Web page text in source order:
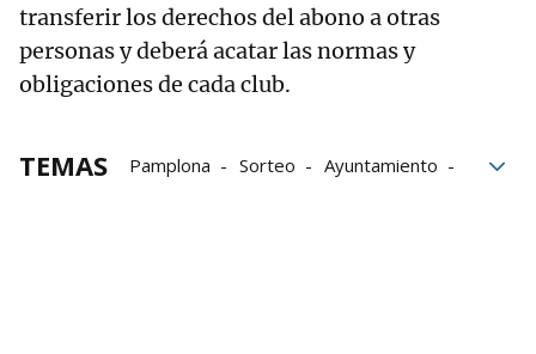
transferir los derechos del abono a otras
personas y deberá acatar las normas y
obligaciones de cada club.
TEMAS Pamplona Sorteo
Ayuntamiento